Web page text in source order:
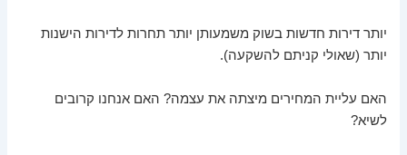
יותר דירות חדשות בשוק משמעותן יותר תחרות לדירות הישנות
יותר (שאולי קניתם להשקעה).
האם עליית המחירים מיצתה את עצמה? האם אנחנו קרובים
לשיא?